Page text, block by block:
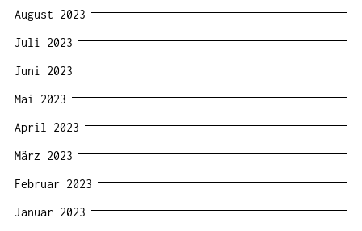
August 2023
Juli 2023
Juni 2023
Mai 2023
April 2023
März 2023
Februar 2023
Januar 2023